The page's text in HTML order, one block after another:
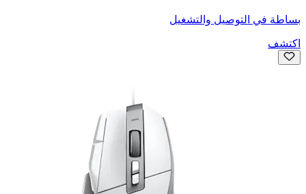
بساطة في التوصيل والتشغيل
اكتشف